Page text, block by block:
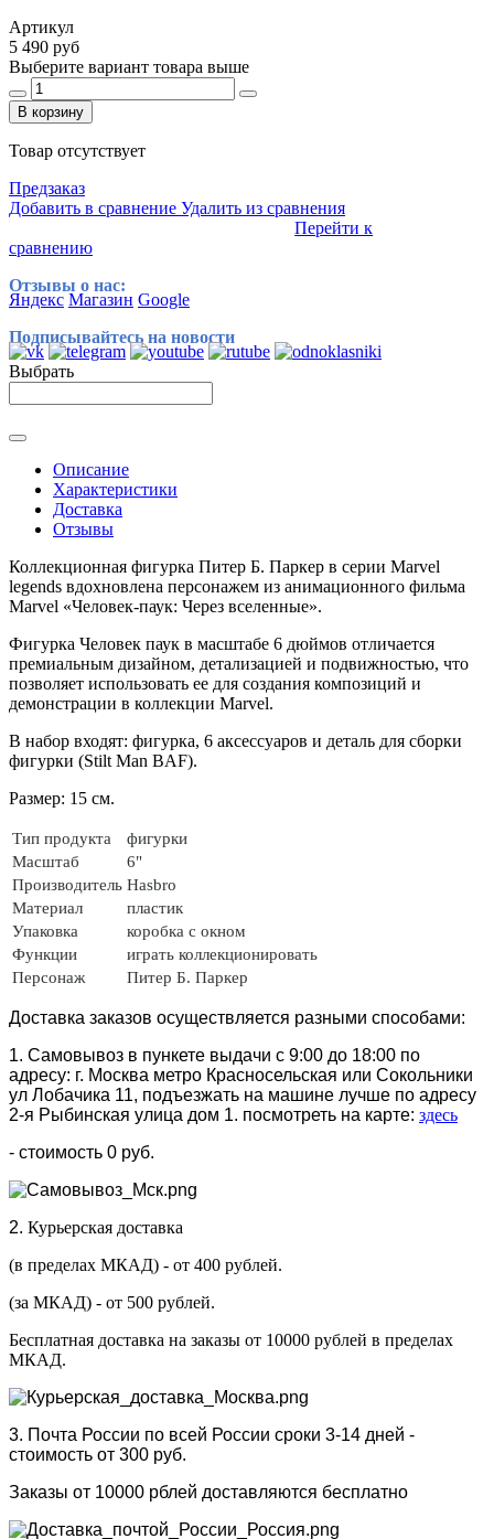
Артикул
5 490 руб
Выберите вариант товара выше
В корзину
Товар отсутствует
Предзаказ
Добавить в сравнение Удалить из сравнения
Перейти к
сравнению
Отзывы о нас:
Яндекс Магазин Google
Подписывайтесь на новости
Выбрать
Описание
Характеристики
Доставка
Отзывы
Коллекционная фигурка Питер Б. Паркер в серии Marvel
legends вдохновлена персонажем из анимационного фильма
Marvel «Человек-паук: Через вселенные».
Фигурка Человек паук в масштабе 6 дюймов отличается
премиальным дизайном, детализацией и подвижностью, что
позволяет использовать ее для создания композиций и
демонстрации в коллекции Marvel.
В набор входят: фигурка, 6 аксессуаров и деталь для сборки
фигурки (Stilt Man BAF).
Размер: 15 см.
Тип продукта
фигурки
Масштаб
6"
Производитель Hasbro
Материал
пластик
Упаковка
коробка с окном
Функции
играть коллекционировать
Персонаж
Питер Б. Паркер
Доставка заказов осуществляется разными способами:
1. Самовывоз в пункете выдачи с 9:00 до 18:00 по
адресу: г. Москва метро Красносельская или Сокольники
ул Лобачика 11, подъезжать на машине лучше по адресу
2-я Рыбинская улица дом 1. посмотреть на карте: здесь
- стоимость 0 руб.
2. Курьерская доставка
(в пределах МКАД) - от 400 рублей.
(за МКАД) - от 500 рублей.
Бесплатная доставка на заказы от 10000 рублей в пределах
МКАД.
3. Почта России по всей России сроки 3-14 дней -
стоимость от 300 руб.
Заказы от 10000 рблей доставляются бесплатно